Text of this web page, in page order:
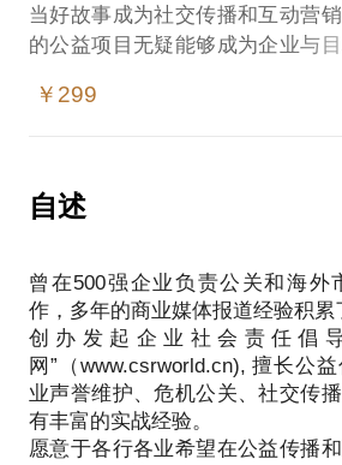
当好故事成为社交传播和互动营
的公益项目无疑能够成为企业与
但如今，大部分公益从业者、企
管理层不理解，以为企业履行社
了钱才能想的事；
亮点；
我拥有10数年记录实践企业社会
验，6年亲自创办草根罕见病
事实上，通过合适的项目设计，
题解决的需求，还能同时为企业扩
我愿意与你分享的内容包括：
￥299
自述
曾在500强企业负责公关和海外
作，多年的商业媒体报道经验积累
创办发起企业社会责任倡
网”（www.csrworld.cn), 擅长公
业声誉维护、危机公关、社交传
有丰富的实战经验。
愿意于各行各业希望在公益传播